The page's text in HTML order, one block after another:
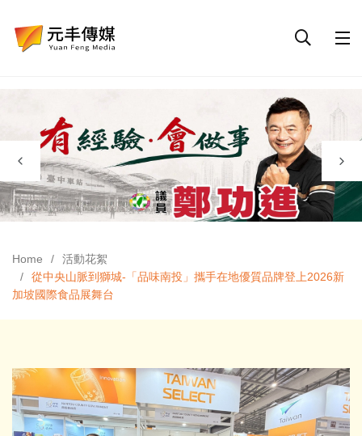
Home
活動花絮
從中央山脈到獅城-「品味南投」攜手在地優質品牌登上2026新
加坡國際食品展舞台